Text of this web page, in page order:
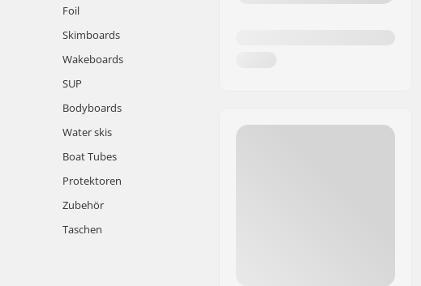
Foil
Skimboards
Wakeboards
SUP
Bodyboards
Water skis
Boat Tubes
Protektoren
Zubehör
Taschen